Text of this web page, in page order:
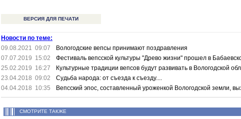
ВЕРСИЯ ДЛЯ ПЕЧАТИ
Новости по теме:
09.08.2021 09:07
Вологодские вепсы принимают поздравления
07.07.2019 15:02
Фестиваль вепсской культуры "Древо жизни" прошел в
25.02.2019 16:27
Культурные традиции вепсов будут развивать в Вологодской
23.04.2018 09:02
Судьба народа: от съезда к съезду....
04.04.2018 10:35
Вепсский эпос, составленный уроженкой Вологодской земли,
СМОТРИТЕ ТАКЖЕ